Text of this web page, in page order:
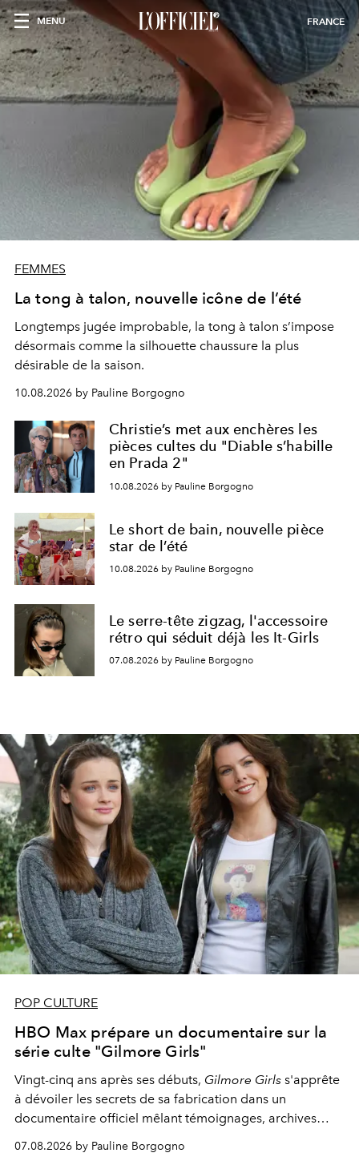
MENU FRANCE
FEMMES
La tong à talon, nouvelle icône de l’été
Longtemps jugée improbable, la tong à talon s’impose
désormais comme la silhouette chaussure la plus
désirable de la saison.
10.08.2026 by Pauline Borgogno
Christie’s met aux enchères les
pièces cultes du "Diable s’habille
en Prada 2"
10.08.2026 by Pauline Borgogno
Le short de bain, nouvelle pièce
star de l’été
10.08.2026 by Pauline Borgogno
Le serre-tête zigzag, l'accessoire
rétro qui séduit déjà les It-Girls
07.08.2026 by Pauline Borgogno
POP CULTURE
HBO Max prépare un documentaire sur la
série culte "Gilmore Girls"
Vingt-cinq ans après ses débuts, Gilmore Girls s'apprête
à dévoiler les secrets de sa fabrication dans un
documentaire officiel mêlant témoignages, archives
générationnel.
07.08.2026 by Pauline Borgogno